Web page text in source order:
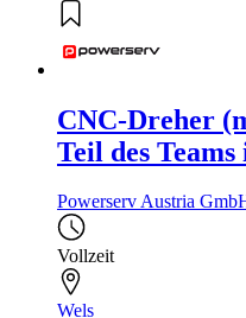
CNC-Dreher
Teil des
Powerserv Austria
Vollzeit
Wels